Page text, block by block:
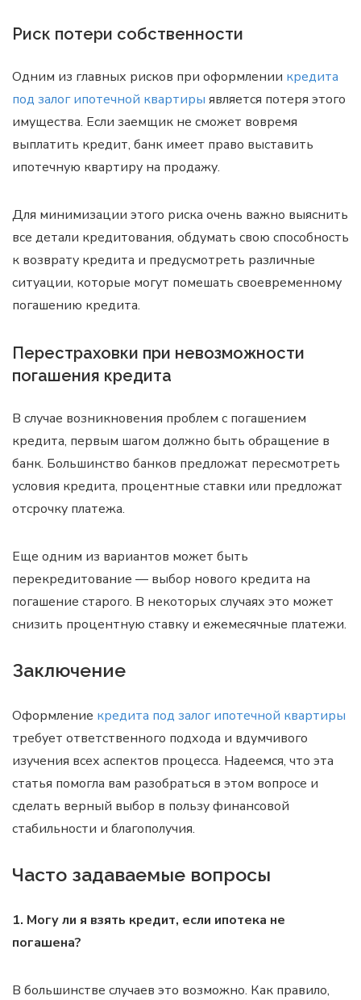
Риск потери собственности
Одним из главных рисков при оформлении кредита
под залог ипотечной квартиры является потеря этого
имущества. Если заемщик не сможет вовремя
выплатить кредит, банк имеет право выставить
ипотечную квартиру на продажу.
Для минимизации этого риска очень важно выяснить
все детали кредитования, обдумать свою способность
к возврату кредита и предусмотреть различные
ситуации, которые могут помешать своевременному
погашению кредита.
Перестраховки при невозможности
погашения кредита
В случае возникновения проблем с погашением
кредита, первым шагом должно быть обращение в
банк. Большинство банков предложат пересмотреть
условия кредита, процентные ставки или предложат
отсрочку платежа.
Еще одним из вариантов может быть
перекредитование — выбор нового кредита на
погашение старого. В некоторых случаях это может
снизить процентную ставку и ежемесячные платежи.
Заключение
Оформление кредита под залог ипотечной квартиры
требует ответственного подхода и вдумчивого
изучения всех аспектов процесса. Надеемся, что эта
статья помогла вам разобраться в этом вопросе и
сделать верный выбор в пользу финансовой
стабильности и благополучия.
Часто задаваемые вопросы
1. Могу ли я взять кредит, если ипотека не
погашена?
В большинстве случаев это возможно. Как правило,